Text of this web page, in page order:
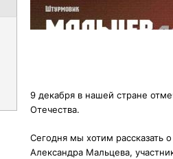
9 декабря в нашей стране
Отечества.
Сегодня мы хотим рассказать
Александра Мальцева,